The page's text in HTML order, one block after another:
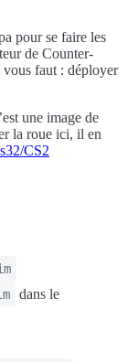
pour se faire les
de Counter-
vous faut : déployer
une image de
la roue ici, il en
CS2
dans le